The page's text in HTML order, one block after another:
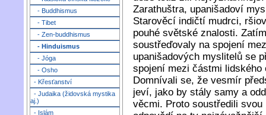
- Buddhismus
- Tibet
- Zen-buddhismus
- Hinduismus
- Jóga
- Osho
- Křesťanství
- Judaika (židovská mystika
aj.)
- Islám
Zarathuštra, upanišadoví
Starověcí indičtí mudrci,
pouhé světské znalosti.
soustřeďovaly na spojení
upanišadových myslitelů se
spojení mezi částmi
Domnívali se, že vesmír
jeví, jako by stály samy a
věcmi. Proto soustředili